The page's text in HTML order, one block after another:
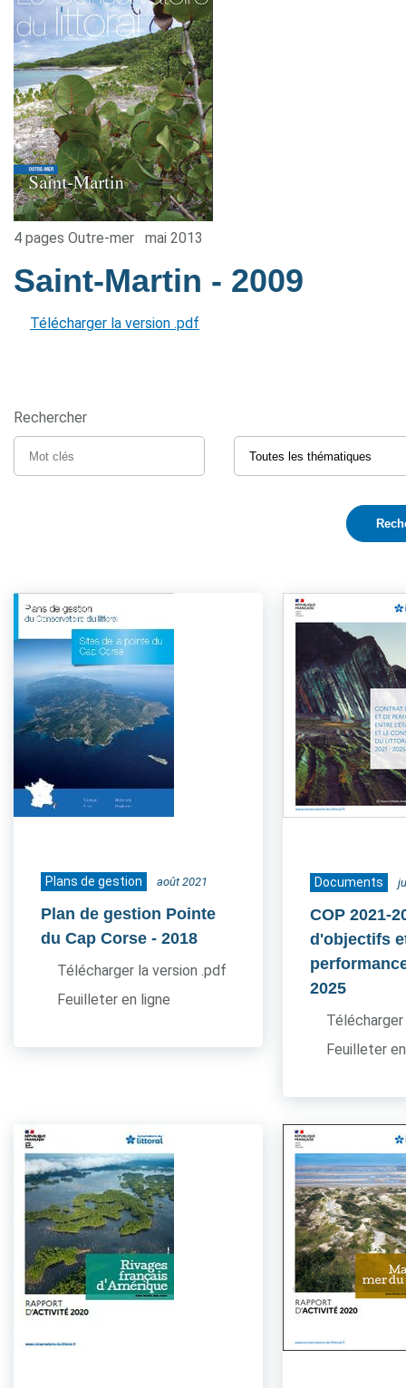
4 pages Outre-mer mai 2013
Saint-Martin - 2009
Télécharger la version .pdf
Rechercher
Plans de gestion août 2021
Plan de gestion Pointe
du Cap Corse - 2018
Télécharger la version .pdf
Feuilleter en ligne
Documents
COP 2021-
d'objectifs
2025
Feuilleter